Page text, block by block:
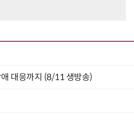
대응까지 (8/11 생방송)